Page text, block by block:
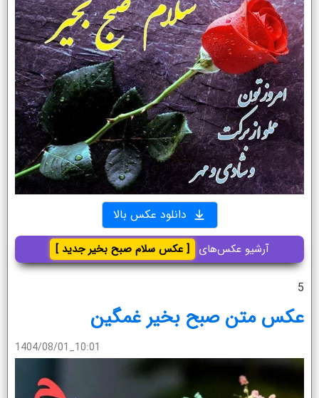
دانلود عکس بالا
آرشیو عکس‌های [ عکس سلام صبح بخیر جدید ]
5
عکس متن صبح بخیر غمگین
1404/08/01_10:01